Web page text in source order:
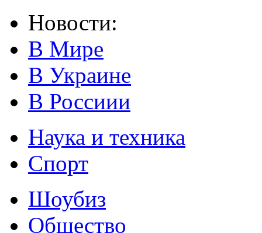
Новости:
В Мире
В Украине
В Россиии
Наука и техника
Спорт
Шоубиз
Общество